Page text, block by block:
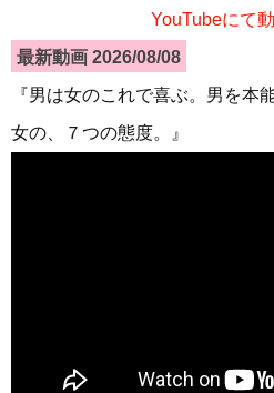
YouTubeにて
最新動画 2026/08/08
『男は女のこれで喜ぶ。男を本
女の、７つの態度。』